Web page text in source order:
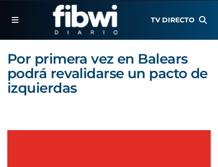
TV DIRECTO
Por primera vez en Balears
podrá revalidarse un pacto de
izquierdas